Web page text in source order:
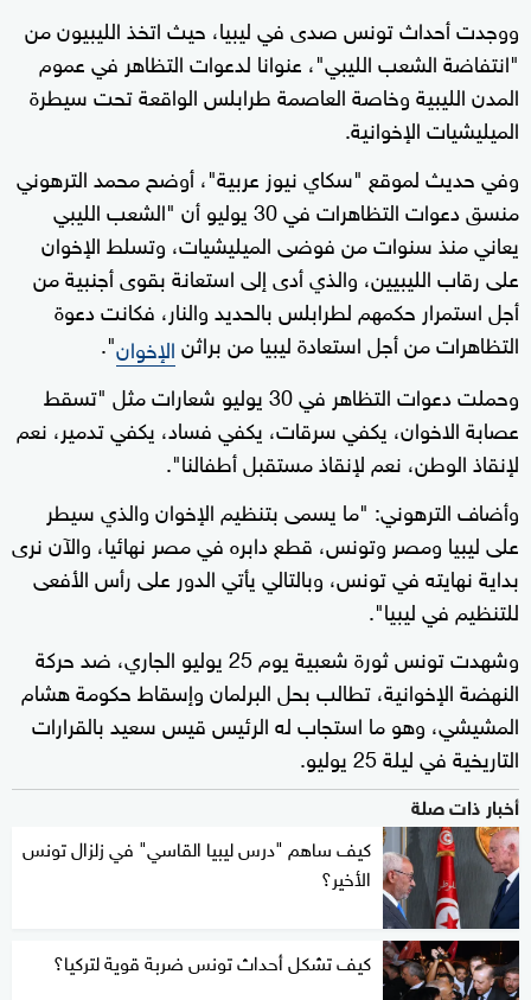
ووجدت أحداث تونس صدى في ليبيا، حيث اتخذ الليبيون من
"انتفاضة الشعب الليبي"، عنوانا لدعوات التظاهر في عموم
المدن الليبية وخاصة العاصمة طرابلس الواقعة تحت سيطرة
الميليشيات الإخوانية.
وفي حديث لموقع "سكاي نيوز عربية"، أوضح محمد الترهوني
منسق دعوات التظاهرات في 30 يوليو أن "الشعب الليبي
يعاني منذ سنوات من فوضى الميليشيات، وتسلط الإخوان
على رقاب الليبيين، والذي أدى إلى استعانة بقوى أجنبية من
أجل استمرار حكمهم لطرابلس بالحديد والنار، فكانت دعوة
التظاهرات من أجل استعادة ليبيا من براثنالإخوان".
وحملت دعوات التظاهر في 30 يوليو شعارات مثل "تسقط
عصابة الاخوان، يكفي سرقات، يكفي فساد، يكفي تدمير، نعم
لإنقاذ الوطن، نعم لإنقاذ مستقبل أطفالنا".
وأضاف الترهوني: "ما يسمى بتنظيم الإخوان والذي سيطر
على ليبيا ومصر وتونس، قطع دابره في مصر نهائيا، والآن نرى
بداية نهايته في تونس، وبالتالي يأتي الدور على رأس الأفعى
للتنظيم في ليبيا".
وشهدت تونس ثورة شعبية يوم 25 يوليو الجاري، ضد حركة
النهضة الإخوانية، تطالب بحل البرلمان وإسقاط حكومة هشام
المشيشي، وهو ما استجاب له الرئيس قيس سعيد بالقرارات
التاريخية في ليلة 25 يوليو.
أخبار ذات صلة
كيف ساهم "درس ليبيا القاسي" في زلزال تونس
الأخير؟
كيف تشكل أحداث تونس ضربة قوية لتركيا؟